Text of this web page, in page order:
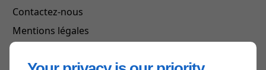
Contactez-nous
Mentions légales